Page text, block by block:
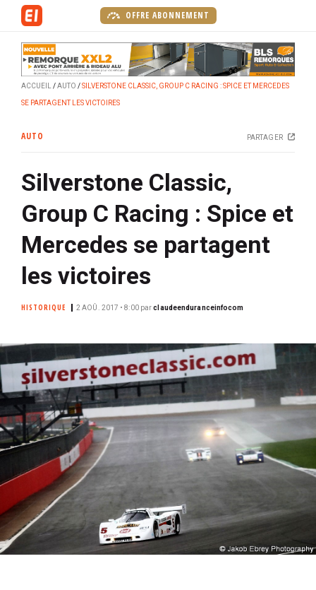
p
a
l
OFFRE ABONNEMENT
ACCUEIL AUTO SILVERSTONE CLASSIC, GROUP C RACING : SPICE ET MERCEDES
SE PARTAGENT LES VICTOIRES
AUTO PARTAGER
Silverstone Classic,
Group C Racing : Spice et
Mercedes se partagent
les victoires
HISTORIQUE 2 AOÛ. 2017 • 8:00 par claudeenduranceinfocom